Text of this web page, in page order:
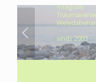
sinds 2003